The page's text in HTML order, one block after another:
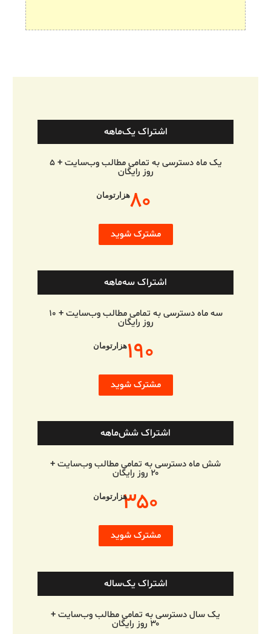
اشتراک یک‌ماهه
یک ماه دسترسی به تمامی مطالب وب‌سایت + ۵
روز رایگان
۸۰هزارتومان
مشترک شوید
اشتراک سه‌ماهه
سه ماه دسترسی به تمامی مطالب وب‌سایت + ۱۰
روز رایگان
۱۹۰هزارتومان
مشترک شوید
اشتراک شش‌ماهه
شش ماه دسترسی به تمامی مطالب وب‌سایت +
۲۰ روز رایگان
۳۵۰هزارتومان
مشترک شوید
اشتراک یک‌ساله
یک سال دسترسی به تمامی مطالب وب‌سایت +
۳۰ روز رایگان